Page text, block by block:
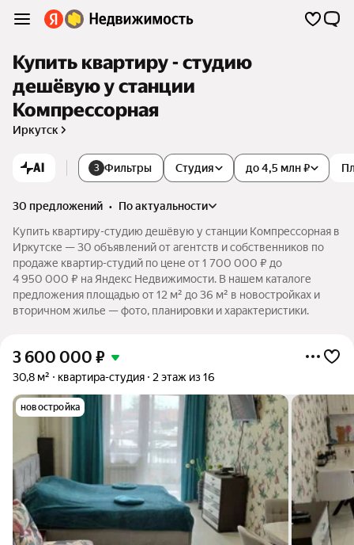
Купить квартиру - студию
дешёвую у станции
Компрессорная
Иркутск
AI 3 Фильтры Студия до 4,5 млн ₽
30 предложений •
по актуальности
Купить квартиру-студию дешёвую у станции Компрессорная в
Иркутске — 30 объявлений от агентств и собственников по
продаже квартир-студий по цене от 1 700 000 ₽ до
4 950 000 ₽ на Яндекс Недвижимости. В нашем каталоге
предложения площадью от 12 м² до 36 м² в новостройках и
вторичном жилье — фото, планировки и характеристики.
3 600 000 ₽
30,8 м² квартира-студия 2 этаж из 16
новостройка